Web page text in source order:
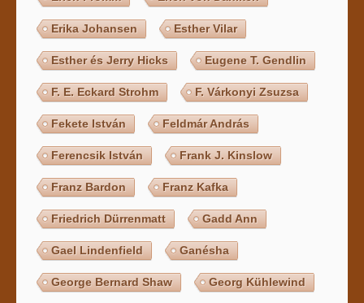
Erika Johansen Esther Vilar
Esther és Jerry Hicks Eugene T. Gendlin
F. E. Eckard Strohm F. Várkonyi Zsuzsa
Fekete István Feldmár András
Ferencsik István Frank J. Kinslow
Franz Bardon Franz Kafka
Friedrich Dürrenmatt Gadd Ann
Gael Lindenfield Ganésha
George Bernard Shaw Georg Kühlewind